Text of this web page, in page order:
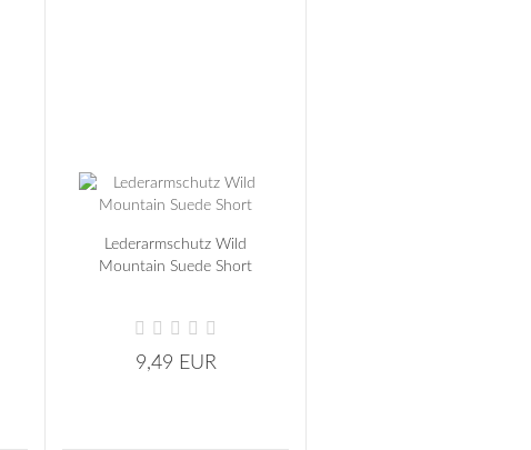
Lederarmschutz Wild
Mountain Suede Short
9,49 EUR